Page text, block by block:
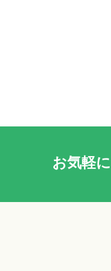
お気軽に